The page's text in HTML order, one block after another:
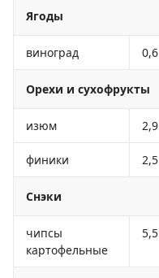
Ягоды
виноград 0,6
Орехи и сухофрукты
изюм 2,9
финики 2,5
Снэки
чипсы
картофельные
5,5